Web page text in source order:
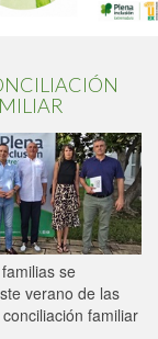
se
verano de las
familiar